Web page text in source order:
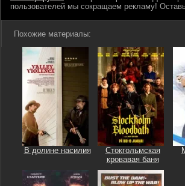
пользователей мы сокращаем рекламу!
Похожие материалы:
В долине насилия
Стокгольмская
кровавая баня